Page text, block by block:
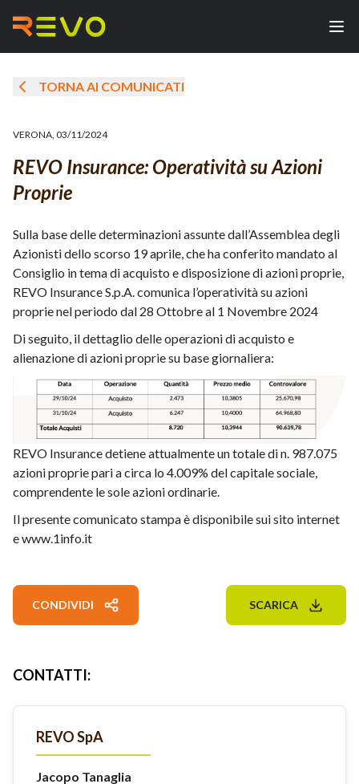
TORNA AI COMUNICATI
VERONA, 03/11/2024
REVO Insurance: Operatività su Azioni
Proprie
Sulla base delle determinazioni assunte dall’Assemblea degli
Azionisti dello scorso 19 aprile, che ha conferito mandato al
Consiglio in tema di acquisto e disposizione di azioni proprie,
REVO Insurance S.p.A. comunica l’operatività su azioni
proprie nel periodo dal 28 Ottobre al 1 Novembre 2024
Di seguito, il dettaglio delle operazioni di acquisto e
alienazione di azioni proprie su base giornaliera:
REVO Insurance detiene attualmente un totale di n. 987.075
azioni proprie pari a circa lo 4.009% del capitale sociale,
comprendente le sole azioni ordinarie.
Il presente comunicato stampa è disponibile sui sito internet
e www.1info.it
CONDIVIDI SCARICA
CONTATTI:
REVO SpA
Jacopo Tanaglia